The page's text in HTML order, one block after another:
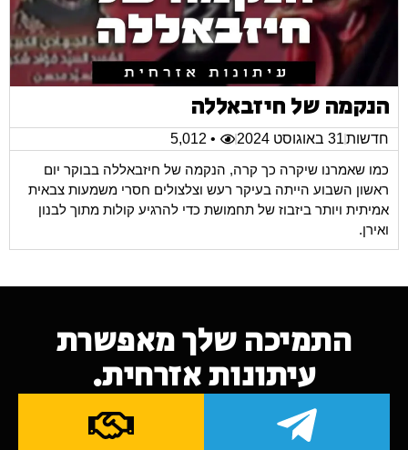
הנקמה של חיזבאללה
חדשות31 באוגוסט 2024
• 5,012
כמו שאמרנו שיקרה כך קרה, הנקמה של חיזבאללה בבוקר יום
ראשון השבוע הייתה בעיקר רעש וצלצולים חסרי משמעות צבאית
אמיתית ויותר ביזבוז של תחמושת כדי להרגיע קולות מתוך לבנון
ואירן.
התמיכה שלך מאפשרת
עיתונות אזרחית.